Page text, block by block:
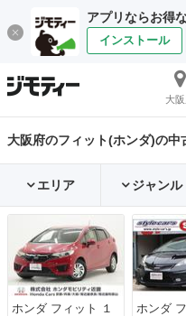
アプリならお得
インストール
大
大阪府のフィット(ホンダ)の中
エリア ジャンル
ホンダ フィット １
ホンダ